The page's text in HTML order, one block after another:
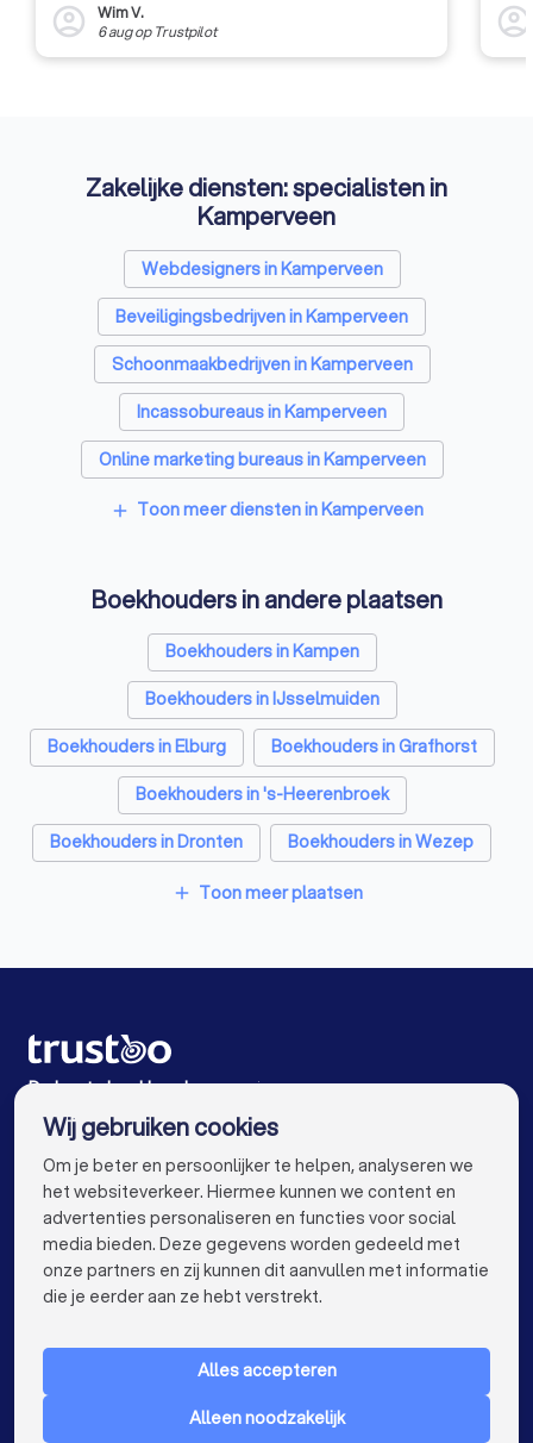
account_circle
Wim V.
6 augop Trustpilot account_circle
Zakelijke diensten: specialisten in
Kamperveen
Webdesigners in Kamperveen
Beveiligingsbedrijven in Kamperveen
Schoonmaakbedrijven in Kamperveen
Incassobureaus in Kamperveen
Online marketing bureaus in Kamperveen
Tekstschrijvers in Kamperveen
SEO-specialisten in Kamperveen
Grafisch ontwerpers in Kamperveen
Reclamebureaus in Kamperveen
Accountants in Kamperveen
add Toon meer diensten in Kamperveen
Boekhouders in andere plaatsen
Boekhouders in Kampen
Boekhouders in IJsselmuiden
Boekhouders in Elburg
Boekhouders in Grafhorst
Boekhouders in 's-Heerenbroek
Boekhouders in Dronten
Boekhouders in Wezep
Boekhouders in Genemuiden
Boekhouders in Den Haag
Boekhouders in Utrecht
Boekhouders in Eindhoven
Boekhouders in Groningen
Boekhouders in Almere
Boekhouders in Breda
Boekhouders in Nijmegen
Boekhouders in Enschede
Boekhouders in Haarlem
Boekhouders in Amersfoort
Boekhouders in Apeldoorn
add Toon meer plaatsen
De beste boekhouders voor jou
VOOR PARTICULIEREN keyboard_arrow_down
Wij gebruiken cookies
Om je beter en persoonlijker te helpen, analyseren we
het websiteverkeer. Hiermee kunnen we content en
advertenties personaliseren en functies voor social
media bieden. Deze gegevens worden gedeeld met
onze partners en zij kunnen dit aanvullen met informatie
die je eerder aan ze hebt verstrekt.
Alles accepteren
Alleen noodzakelijk